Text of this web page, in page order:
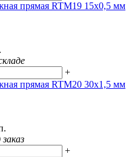
прямая RTM19 15x0,5 мм
+
прямая RTM20 30x1,5 мм
+